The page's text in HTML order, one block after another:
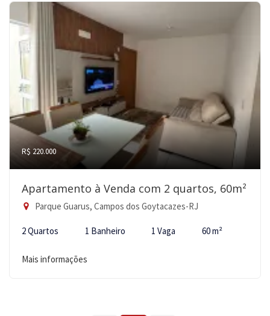
R$ 220.000
Apartamento à Venda com 2 quartos, 60m²
Parque Guarus, Campos dos Goytacazes-RJ
2 Quartos 1 Banheiro 1 Vaga 60 m²
Mais informações